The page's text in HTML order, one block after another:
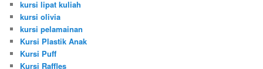
kursi lipat kuliah
kursi olivia
kursi pelamainan
Kursi Plastik Anak
Kursi Puff
Kursi Raffles